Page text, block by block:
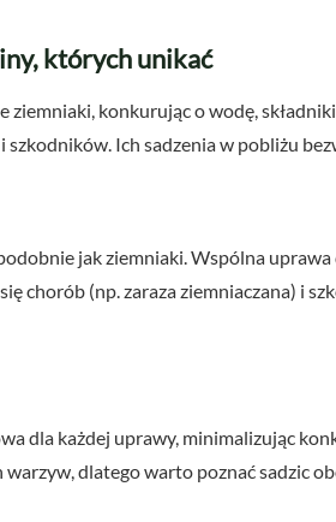
których unikać
konkurując o wodę,
Ich sadzenia w pobliżu
jak ziemniaki. Wspólna
chorób (np. zaraza ziemniaczana) i
dla każdej uprawy, minimalizując
dlatego warto poznać sadzic